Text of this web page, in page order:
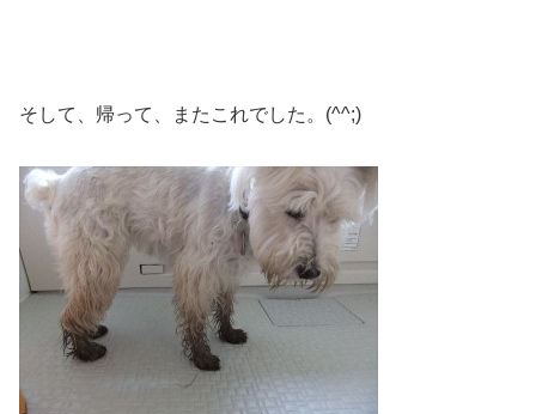
そして、帰って、またこれでした。(^^;)